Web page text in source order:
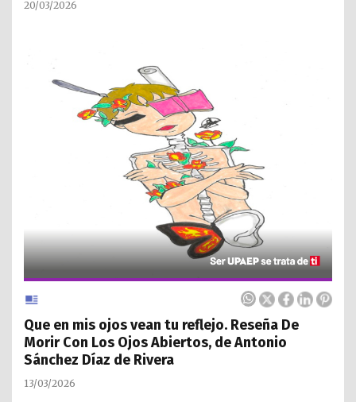
20/03/2026
Que en mis ojos vean tu reflejo. Reseña De
Morir Con Los Ojos Abiertos, de Antonio
Sánchez Díaz de Rivera
13/03/2026